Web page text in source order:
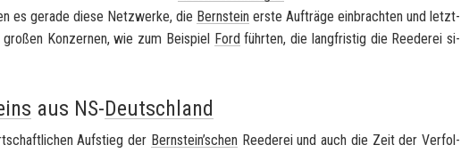
es ge­ra­de diese Netz­wer­ke, die Bern­stein erste Auf­trä­ge ein­brach­ten und letzt­
Kon­zer­nen, wie zum Bei­spiel Ford führ­ten, die lang­fris­tig die Ree­de­rei si­
aus NS-Deutschland
Auf­stieg der Bern­stein’schen Ree­de­rei und auch die Zeit der Ver­fol­